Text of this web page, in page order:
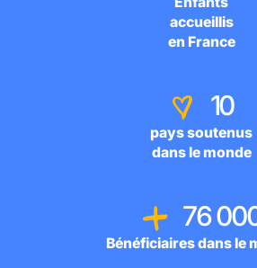
accueillis
en France
10
pays soutenus
dans le monde
76
Bénéficiaires dans le